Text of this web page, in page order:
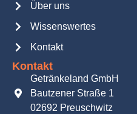
Über uns
Wissenswertes
Kontakt
Kontakt
Getränkeland GmbH
Bautzener Straße 1
02692 Preuschwitz